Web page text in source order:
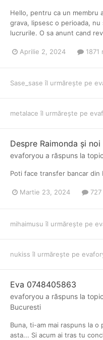
Hello, pentru ca un membru
grava, lipsesc o perioada,
lucrurile. O sa anunt cand
Aprilie 2, 2024 1871
Sase_sase îl urmărește pe
metalace îl urmărește pe
Despre Raimonda și noi
evaforyou a răspuns la
Poti face transfer bancar
Martie 23, 2024
mihaimusu îl urmărește pe
nukiss îl urmărește pe
Eva 0748405863
evaforyou a răspuns la
Bucuresti
Buna, ti-am mai raspuns la
asta... Si acum ai tras tu